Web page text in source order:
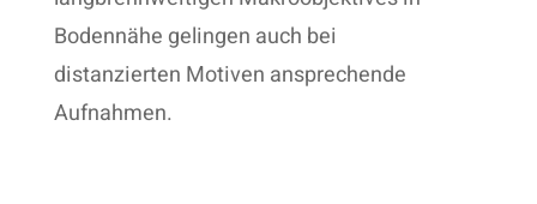
Bodennähe gelingen auch bei
distanzierten Motiven ansprechende
Aufnahmen.